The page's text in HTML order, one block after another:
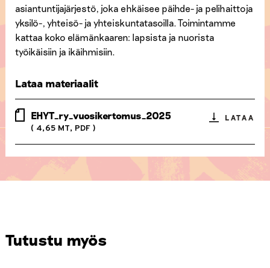
asiantuntijajärjestö, joka ehkäisee päihde- ja pelihaittoja
yksilö-, yhteisö- ja yhteiskuntatasoilla. Toimintamme
kattaa koko elämänkaaren: lapsista ja nuorista
työikäisiin ja ikäihmisiin.
Lataa materiaalit
EHYT_ry_vuosikertomus_2025
( 4,65 MT, PDF )
LATAA
Tutustu myös